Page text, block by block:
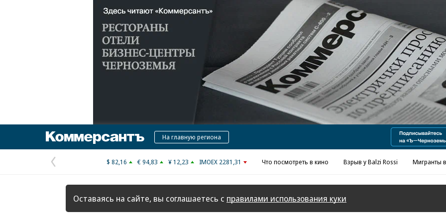
Реклама в «Ъ» www.kommersant.ru/ad
КоммерсантъНа главную региона
Предыдущая
страница
$ 82,16 € 94,83 ¥ 12,23 IMOEX 2281,31 Что посмотреть в кино Взрыв у Balzi Rossi Мигранты
Оставаясь на сайте, вы соглашаетесь с правилами использования куки